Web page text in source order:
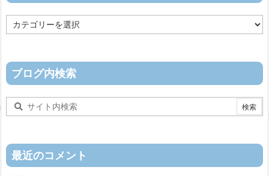
テ
ー
ブログ内検索
最近のコメント